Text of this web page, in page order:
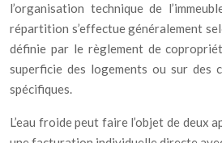
l’organisation technique de
répartition s’effectue généralement
définie par le règlement de
superficie des logements ou sur des
spécifiques.
L’eau froide peut faire l’objet de deux